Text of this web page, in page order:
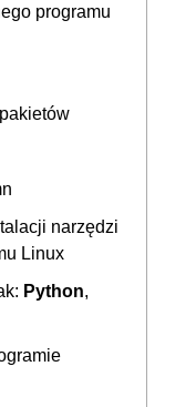
programu
narzędzi
Linux
Python,